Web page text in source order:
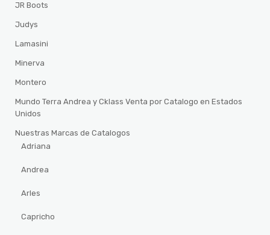
JR Boots
Judys
Lamasini
Minerva
Montero
Mundo Terra Andrea y Cklass Venta por Catalogo en Estados
Unidos
Nuestras Marcas de Catalogos
Adriana
Andrea
Arles
Capricho